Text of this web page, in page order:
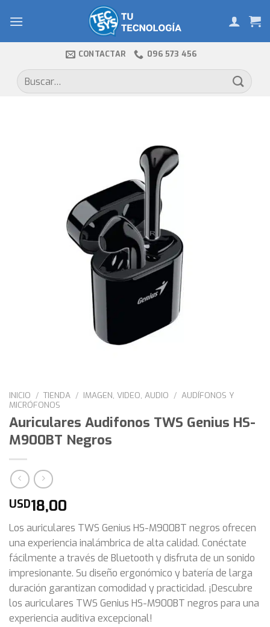
CONTACTAR 096 573 456
Buscar
por:
INICIO / TIENDA / IMAGEN, VIDEO, AUDIO / AUDÍFONOS Y
MICRÓFONOS
Auriculares Audifonos TWS Genius HS-
M900BT Negros
USD18,00
Los auriculares TWS Genius HS-M900BT negros ofrecen
una experiencia inalámbrica de alta calidad. Conéctate
fácilmente a través de Bluetooth y disfruta de un sonido
impresionante. Su diseño ergonómico y batería de larga
duración garantizan comodidad y practicidad. ¡Descubre
los auriculares TWS Genius HS-M900BT negros para una
experiencia auditiva excepcional!